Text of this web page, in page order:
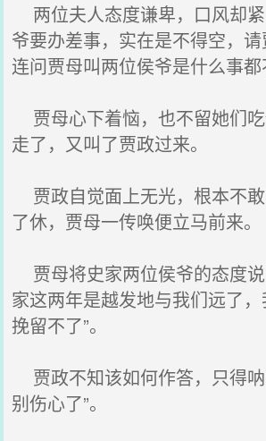
两位夫人态度谦卑，口风却
爷要办差事，实在是不得空，请
连问贾母叫两位侯爷是什么事都
贾母心下着恼，也不留她们
走了，又叫了贾政过来。
贾政自觉面上无光，根本不
了休，贾母一传唤便立马前来。
贾母将史家两位侯爷的态度说
家这两年是越发地与我们远了
挽留不了”。
贾政不知该如何作答，只得
别伤心了”。